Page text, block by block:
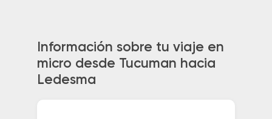
Información sobre tu viaje en
micro desde Tucuman hacia
Ledesma